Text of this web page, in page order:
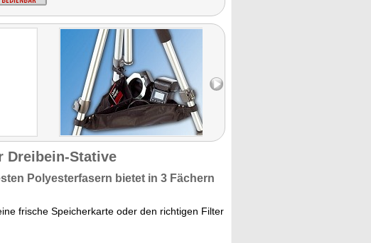
Dreibein-Stative
Polyesterfasern bietet in 3 Fächern
frische Speicherkarte oder den richtigen Filter